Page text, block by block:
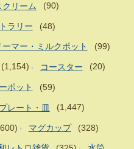
クリーム (90)
ラリー (48)
ーマー・ミルクポット (99)
(1,154) コースター (20)
ポット (59)
プレート・皿 (1,447)
マグカップ (328)